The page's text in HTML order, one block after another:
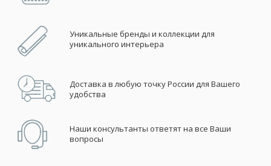
Уникальные бренды и коллекции для
уникального интерьера
Доставка в любую точку России для Вашего
удобства
Наши консультанты ответят на все Ваши
вопросы